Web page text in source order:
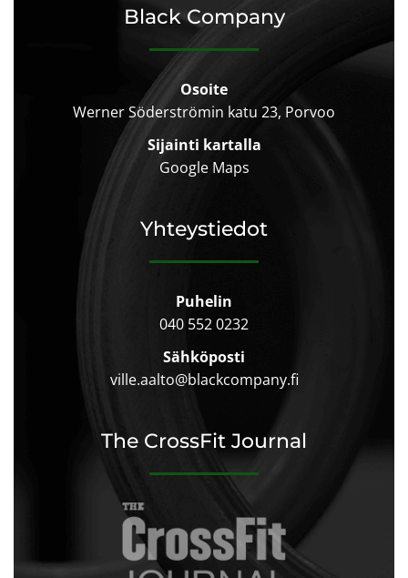
Black Company
Osoite
Werner Söderströmin katu 23, Porvoo
Sijainti kartalla
Google Maps
Yhteystiedot
Puhelin
040 552 0232
Sähköposti
ville.aalto@blackcompany.fi
The CrossFit Journal